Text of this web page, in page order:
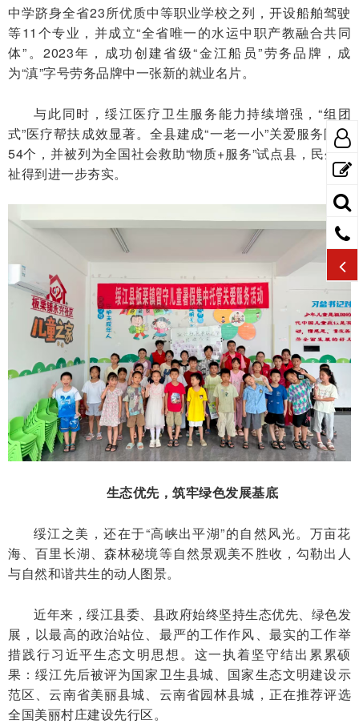
中学跻身全省23所优质中等职业学校之列，开设船舶驾驶
等11个专业，并成立“全省唯一的水运中职产教融合共同
体”。2023年，成功创建省级“金江船员”劳务品牌，成
为“滇”字号劳务品牌中一张新的就业名片。
与此同时，绥江医疗卫生服务能力持续增强，“组团
式”医疗帮扶成效显著。全县建成“一老一小”关爱服务阵地
54个，并被列为全国社会救助“物质+服务”试点县，民生福
祉得到进一步夯实。
生态优先，筑牢绿色发展基底
绥江之美，还在于“高峡出平湖”的自然风光。万亩花
海、百里长湖、森林秘境等自然景观美不胜收，勾勒出人
与自然和谐共生的动人图景。
近年来，绥江县委、县政府始终坚持生态优先、绿色发
展，以最高的政治站位、最严的工作作风、最实的工作举
措践行习近平生态文明思想。这一执着坚守结出累累硕
果：绥江先后被评为国家卫生县城、国家生态文明建设示
范区、云南省美丽县城、云南省园林县城，正在推荐评选
全国美丽村庄建设先行区。